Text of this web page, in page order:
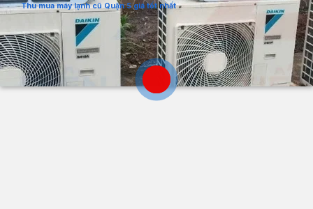
Thu mua máy lạnh cũ Quận 5 giá tốt nhất